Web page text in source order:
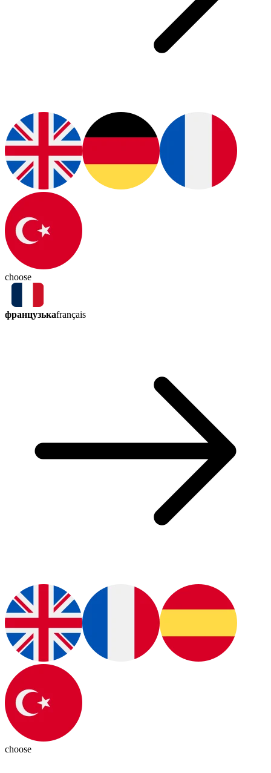
choose
французькаfrançais
choose